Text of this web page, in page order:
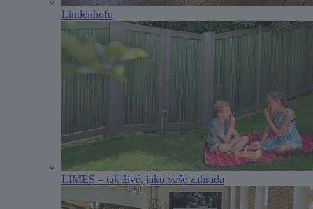
Lindenhofu
LIMES – tak živé, jako vaše zahrada